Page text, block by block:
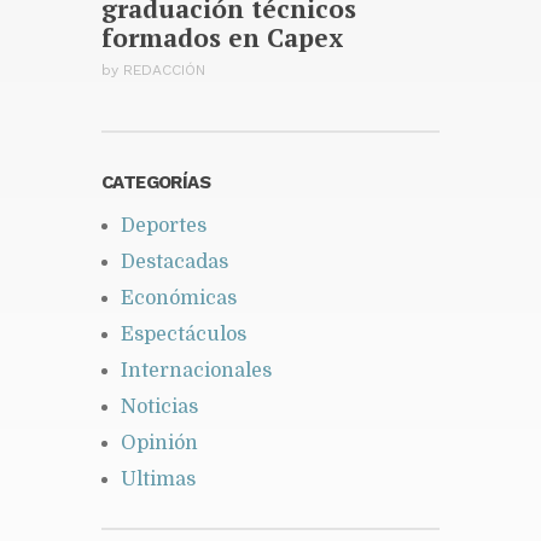
graduación técnicos
formados en Capex
by REDACCIÓN
CATEGORÍAS
Deportes
Destacadas
Económicas
Espectáculos
Internacionales
Noticias
Opinión
Ultimas